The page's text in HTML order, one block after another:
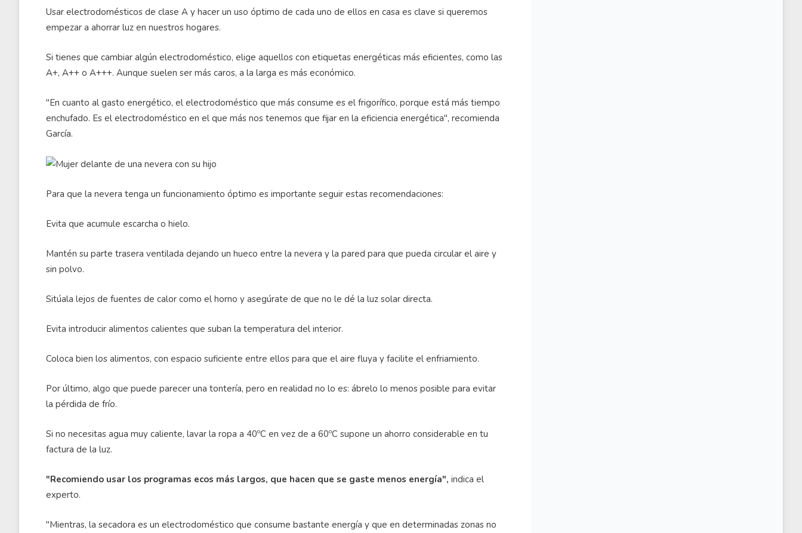
Usar electrodomésticos de clase A y hacer un uso óptimo de cada uno de ellos en casa es clave si queremos
empezar a ahorrar luz en nuestros hogares.
Si tienes que cambiar algún electrodoméstico, elige aquellos con etiquetas energéticas más eficientes, como las
A+, A++ o A+++. Aunque suelen ser más caros, a la larga es más económico.
"En cuanto al gasto energético, el electrodoméstico que más consume es el frigorífico, porque está más tiempo
enchufado. Es el electrodoméstico en el que más nos tenemos que fijar en la eficiencia energética", recomienda
García.
Para que la nevera tenga un funcionamiento óptimo es importante seguir estas recomendaciones:
Evita que acumule escarcha o hielo.
Mantén su parte trasera ventilada dejando un hueco entre la nevera y la pared para que pueda circular el aire y
sin polvo.
Sitúala lejos de fuentes de calor como el horno y asegúrate de que no le dé la luz solar directa.
Evita introducir alimentos calientes que suban la temperatura del interior.
Coloca bien los alimentos, con espacio suficiente entre ellos para que el aire fluya y facilite el enfriamiento.
Por último, algo que puede parecer una tontería, pero en realidad no lo es: ábrelo lo menos posible para evitar
la pérdida de frío.
Si no necesitas agua muy caliente, lavar la ropa a 40ºC en vez de a 60ºC supone un ahorro considerable en tu
factura de la luz.
"Recomiendo usar los programas ecos más largos, que hacen que se gaste menos energía", indica el
experto.
"Mientras, la secadora es un electrodoméstico que consume bastante energía y que en determinadas zonas no